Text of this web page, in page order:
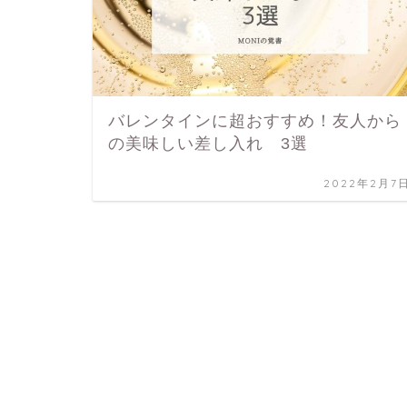
バレンタインに超おすすめ！友人から
の美味しい差し入れ 3選
2022年2月7